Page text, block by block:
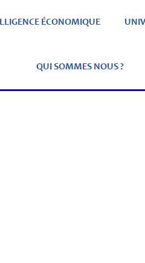
ÉCONOMIQUE
QUI SOMMES NOUS ?